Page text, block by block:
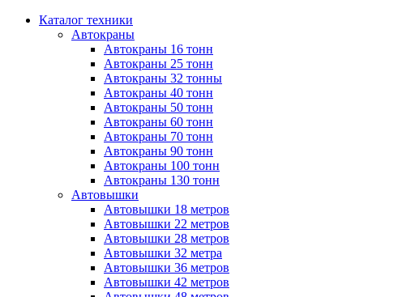
Каталог техники
Автокраны
Автокраны 16 тонн
Автокраны 25 тонн
Автокраны 32 тонны
Автокраны 40 тонн
Автокраны 50 тонн
Автокраны 60 тонн
Автокраны 70 тонн
Автокраны 90 тонн
Автокраны 100 тонн
Автокраны 130 тонн
Автовышки
Автовышки 18 метров
Автовышки 22 метров
Автовышки 28 метров
Автовышки 32 метра
Автовышки 36 метров
Автовышки 42 метров